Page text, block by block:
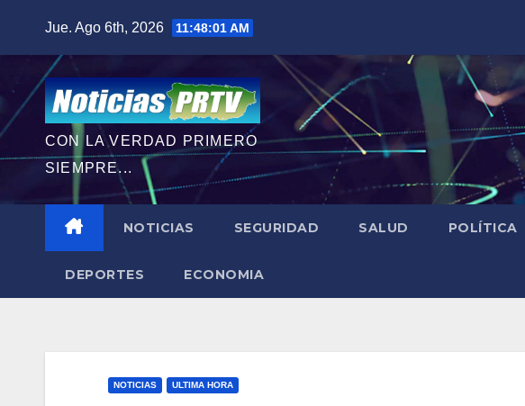
contenido
Jue. Ago 6th, 2026 11:48:02 AM
CON LA VERDAD PRIMERO
SIEMPRE...
NOTICIAS SEGURIDAD SALUD POLÍTICA
DEPORTES ECONOMIA
NOTICIAS ULTIMA HORA